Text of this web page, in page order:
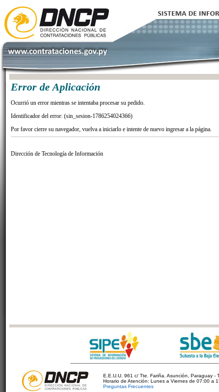
Error de Aplicación
Ocurrió un error mientras se intentaba procesar su pedido.
Identificador del error: (sin_sesion-1786254024366)
Por favor cierre su navegador, vuelva a iniciarlo e intente de nuevo ingresar a la página.
Dirección de Tecnología de Información
E.E.U.U. 961 c/ Tte. Fariña. Asunción, Paraguay -
Horario de Atención: Lunes a Viernes de 07:00 a
Preguntas Frecuentes